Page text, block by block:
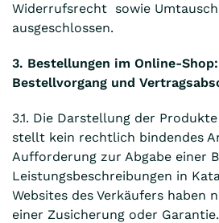
Widerrufsrecht sowie
ausgeschlossen.
3. Bestellungen im Online-
Bestellvorgang und
3.1. Die Darstellung der
stellt kein rechtlich bindendes
Aufforderung zur Abgabe einer
Leistungsbeschreibungen in
Websites des Verkäufers haben
einer Zusicherung oder Garantie.